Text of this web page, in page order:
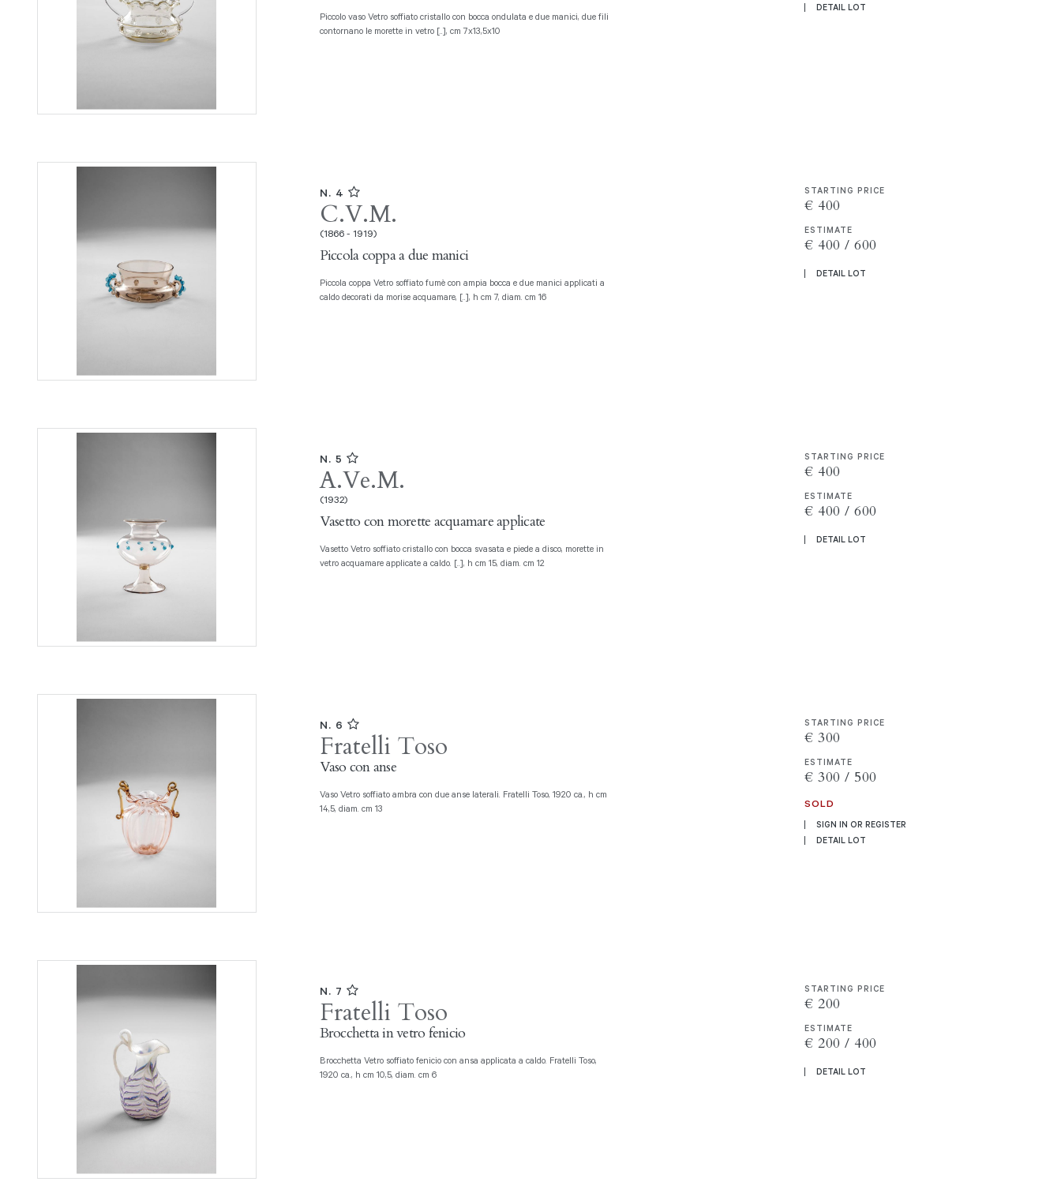
Piccolo vaso Vetro soffiato cristallo con bocca ondulata e due manici, due fili
contornano le morette in vetro [..], cm 7x13,5x10
DETAIL LOT
N. 4
C.V.M.
(1866 - 1919)
Piccola coppa a due manici
Piccola coppa Vetro soffiato fumè con ampia bocca e due manici applicati a
caldo decorati da morise acquamare, [..], h cm 7, diam. cm 16
STARTING PRICE
€ 400
ESTIMATE
€ 400 / 600
DETAIL LOT
N. 5
A.Ve.M.
(1932)
Vasetto con morette acquamare applicate
Vasetto Vetro soffiato cristallo con bocca svasata e piede a disco, morette in
vetro acquamare applicate a caldo. [..], h cm 15, diam. cm 12
STARTING PRICE
€ 400
ESTIMATE
€ 400 / 600
DETAIL LOT
N. 6
Fratelli Toso
Vaso con anse
Vaso Vetro soffiato ambra con due anse laterali. Fratelli Toso, 1920 ca., h cm
14,5, diam. cm 13
STARTING PRICE
€ 300
ESTIMATE
€ 300 / 500
SOLD
SIGN IN OR REGISTER
DETAIL LOT
N. 7
Fratelli Toso
Brocchetta in vetro fenicio
Brocchetta Vetro soffiato fenicio con ansa applicata a caldo. Fratelli Toso,
1920 ca., h cm 10,5, diam. cm 6
STARTING PRICE
€ 200
ESTIMATE
€ 200 / 400
DETAIL LOT